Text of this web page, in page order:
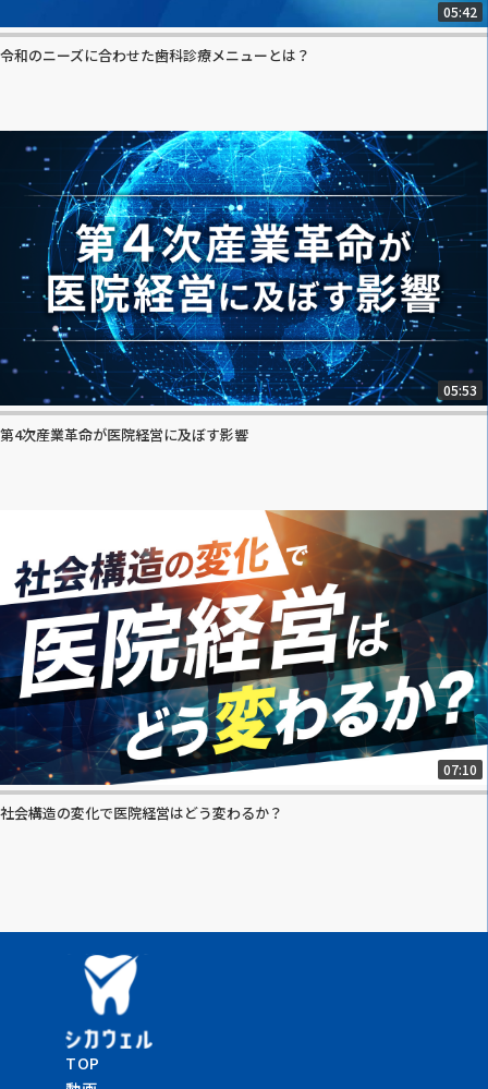
05:42
令和のニーズに合わせた歯科診療メニューとは？
05:53
第4次産業革命が医院経営に及ぼす影響
07:10
社会構造の変化で医院経営はどう変わるか？
TOP